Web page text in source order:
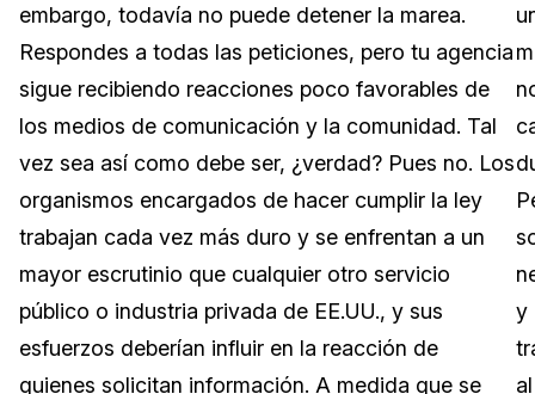
Redacción de audio
Redacción de imágenes
Transcripción y Traducción
Transportación
Educación
El Gobierno
Servicios Financieros
Recursos
Artículos
Casos Practicos
Videoteca
Recomendaciones
Eventos
embargo, todavía no puede detener la marea.
Respondes a todas las peticiones, pero tu agencia
sigue recibiendo reacciones poco favorables de
los medios de comunicación y la comunidad. Tal
vez sea así como debe ser, ¿verdad? Pues no. Los
organismos encargados de hacer cumplir la ley
trabajan cada vez más duro y se enfrentan a un
mayor escrutinio que cualquier otro servicio
público o industria privada de EE.UU., y sus
esfuerzos deberían influir en la reacción de
quienes solicitan información. A medida que se
y
al